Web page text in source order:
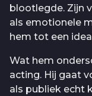
blootlegde. Zijn
als emotionele
hem tot een
Wat hem
acting. Hij gaat
als publiek echt